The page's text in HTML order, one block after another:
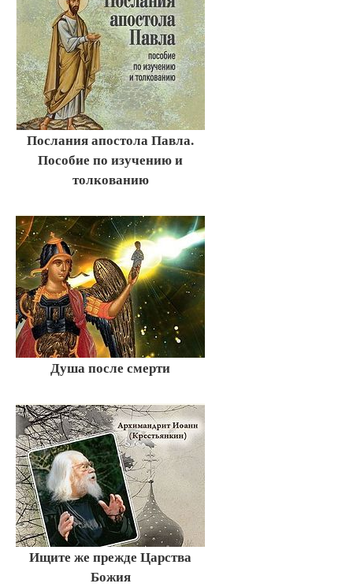
Послания апостола Павла.
Пособие по изучению и
толкованию
Душа после смерти
Ищите же прежде Царства
Божия